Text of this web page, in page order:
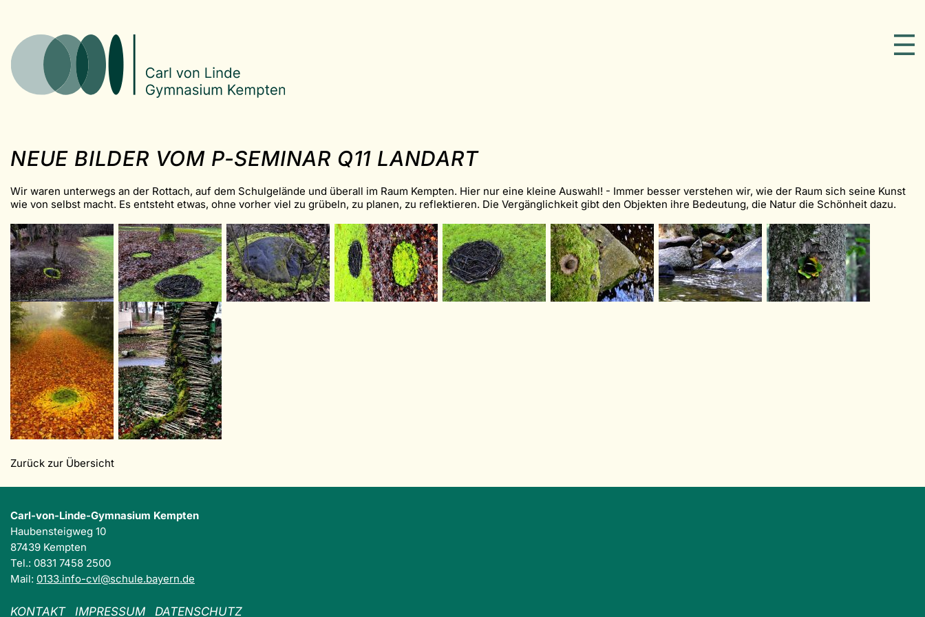
NEUE BILDER VOM P-SEMINAR Q11 LANDART
Wir waren unterwegs an der Rottach, auf dem Schulgelände und überall im Raum Kempten. Hier nur eine kleine Auswahl! - Immer besser verstehen wir, wie der Raum sich seine Kunst
wie von selbst macht. Es entsteht etwas, ohne vorher viel zu grübeln, zu planen, zu reflektieren. Die Vergänglichkeit gibt den Objekten ihre Bedeutung, die Natur die Schönheit dazu.
Zurück zur Übersicht
Carl-von-Linde-Gymnasium Kempten
Haubensteigweg 10
87439 Kempten
Tel.: 0831 7458 2500
Mail: 0133.info-cvl@schule.bayern.de
KONTAKT IMPRESSUM DATENSCHUTZ